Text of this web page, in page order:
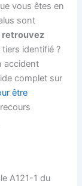
vous êtes en
sont
retrouvez
tiers identifié ?
accident
complet sur
être
A121-1 du